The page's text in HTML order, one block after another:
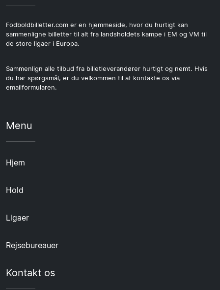
Fodboldbilletter.com er en hjemmeside, hvor du hurtigt kan
sammenligne billetter til alt fra landsholdets kampe i EM og VM til
de store ligaer i Europa.
Sammenlign alle tilbud fra billetleverandører hurtigt og nemt. Hvis
du har spørgsmål, er du velkommen til at kontakte os via
emailformularen.
Menu
Hjem
Hold
Ligaer
Rejsebureauer
Kontakt os